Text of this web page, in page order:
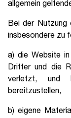
allgemein
Bei der Nutzung
insbesondere zu
a) die Website
Dritter und die
verletzt, und
bereitzustellen,
b) eigene